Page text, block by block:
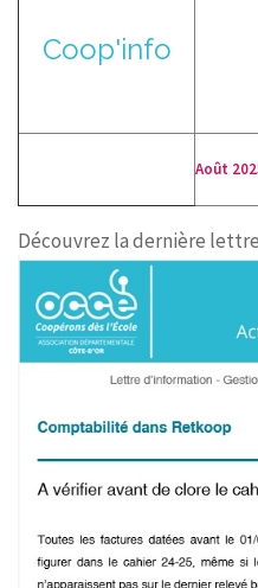
CONTACT
Coop'info
Août
Découvrez la dernière